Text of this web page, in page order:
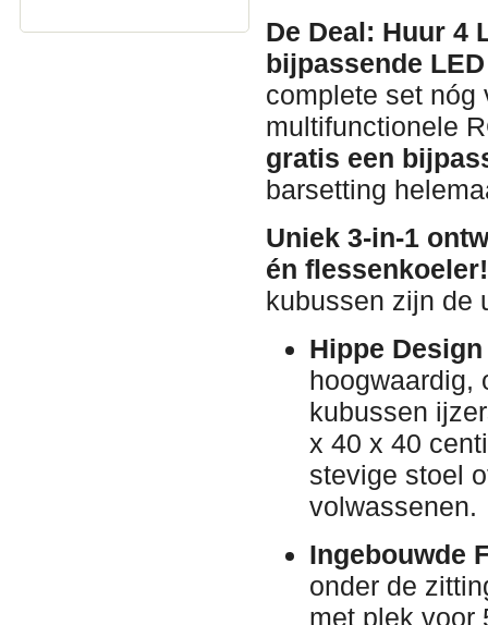
De Deal: Huur 4
bijpassende
complete set nóg
multifunctionele
gratis een
barsetting
Uniek 3-in-1
én flessenkoeler!
kubussen zijn de
Hippe
hoogwaardig,
kubussen
x 40 x 40
stevige stoel
volwassenen.
Ingebouwde
onder de
met plek voor